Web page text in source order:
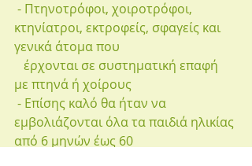
κτηνίατροι, εκτροφείς, σφαγείς και
γενικά άτομα που
με πτηνά ή χοίρους
εμβολιάζονται όλα τα παιδιά ηλικίας
από 6 μηνών έως 60